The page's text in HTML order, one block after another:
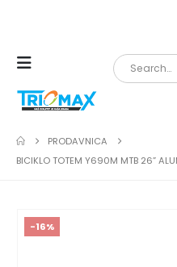
PRODAVNICA
BICIKLO TOTEM Y690M MTB 26”
-16%